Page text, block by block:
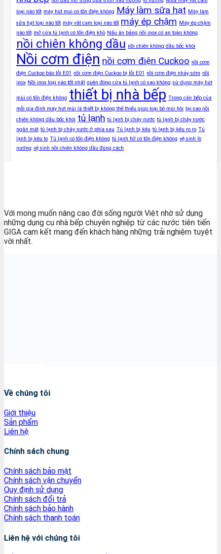
loại nào tốt máy hút mùi có tốn điện không Máy làm sữa hạt Máy làm
sữa hạt loại nào tốt máy vắt cam loại nào tốt máy ép chậm Máy ép chậm
nào tốt mở cửa tủ lạnh có tốn điện khô Nấu ăn bằng nồi inox có an toàn không
nồi chiên không dầu nồi chiên không dầu bốc khói
Nồi cơm điện nồi cơm điện Cuckoo nồi cơm
điện Cuckoo báo lỗi E01 nồi cơm điện Cuckoo bị lỗi E01 nồi cơm điện nhảy sớm nồi
inox Nồi inox loại nào tốt nhất quên đóng cửa tủ lạnh có sao không sử dụng máy hút
mùi có tốn điện không thiết bị nhà bếp Trong căn bếp của
mỗi gia đình máy hút mùi là thiết bị không thể thiếu giúp loại bỏ mùi hôi tại sao nồi
chiên không dầu bốc khói tủ lạnh tủ lạnh bị chảy nước tủ lạnh bị chảy nước
ngăn mát tủ lạnh bị chảy nước ở phía sau Tủ lạnh bị kêu tủ lạnh bị kêu ro ro Tủ
lạnh bị kêu to Tủ lạnh có tốn điện không tủ lạnh hở có tốn điện không vệ sinh lò
nướng vệ sinh nồi chiên không dầu đúng cách
Với mong muốn nâng cao đời sống người Việt nhờ sử dụng
những dụng cụ nhà bếp chuyên nghiệp từ các nước tiên tiến
GIGA cam kết mang đến khách hàng những trải nghiệm tuyệt
vời nhất.
Về chúng tôi
Giới thiệu
Sản phẩm
Liên hệ
Chính sách chung
Chính sách bảo mật
Chính sách vận chuyển
Quy định sử dụng
Chính sách đổi trả
Chính sách bảo hành
Chính sách thanh toán
Liên hệ với chúng tôi